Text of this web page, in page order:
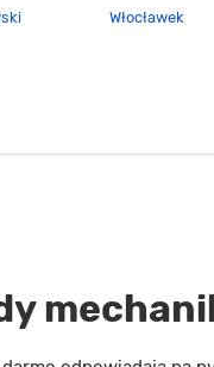
Włocławek